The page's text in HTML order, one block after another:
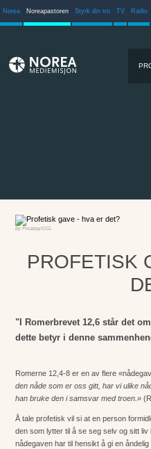
Norea Noreapastoren Styrk din tro TV Radio
Pixabay/CCL
PROFETISK
"I Romerbrevet 12,6 står det
dette betyr i denne
Romerne 12,4-8 er en av flere
den nåde som er oss gitt, har vi ulike
han bruke den i samsvar med troen.»
Å tale profetisk vil si at en person
den som lytter til å se seg selv og sitt
nådegaven har til hensikt å gi en